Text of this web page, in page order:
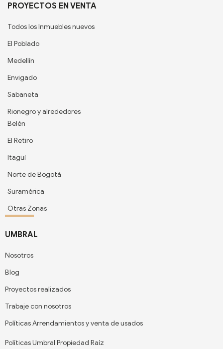
PROYECTOS EN VENTA
Todos los Inmuebles nuevos
El Poblado
Medellín
Envigado
Sabaneta
Rionegro y alrededores
Belén
El Retiro
Itagüí
Norte de Bogotá
Suramérica
Otras Zonas
UMBRAL
Nosotros
Blog
Proyectos realizados
Trabaje con nosotros
Políticas Arrendamientos y venta de usados
Políticas Umbral Propiedad Raíz